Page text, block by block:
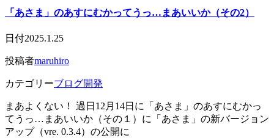
「あさま」のあすにむかってうっ…まあいいか（その2）
日付2025.1.25
投稿者maruhiro
カテゴリーブログ開発
まあよくない！ 過日12月14日に「あさま」のあすにむかっ
てうっ…まあいいか（その１）に「あさま」の新バージョン
アップ（vre. 0.3.4）の公開に